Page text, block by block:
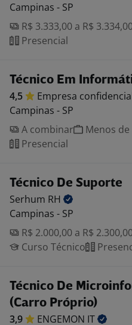
Campinas - SP
R$ 3.333,00 a R$
Presencial
Técnico Em
4,5 Empresa
Campinas - SP
A combinar
Menos de
Presencial
Técnico De Suporte
Serhum RH
Campinas - SP
R$ 2.000,00 a R$
Curso Técnico
Técnico De
(Carro Próprio)
3,9 ENGEMON IT